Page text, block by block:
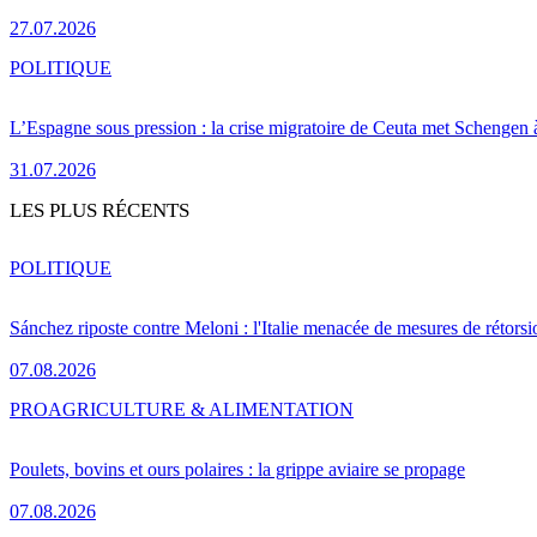
27.07.2026
L’Espagne sous pression : la crise migratoire de Ceuta met Schengen
31.07.2026
POLITIQUE
LES PLUS RÉCENTS
Sánchez riposte contre Meloni : l'Italie menacée de mesures de
07.08.2026
POLITIQUE
Poulets, bovins et ours polaires : la grippe aviaire se propage
07.08.2026
PROAGRICULTURE & ALIMENTATION